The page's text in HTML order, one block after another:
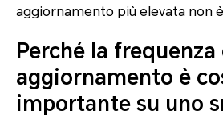
aggiornamento più elevata non
Perché la frequenza
aggiornamento è
importante su uno